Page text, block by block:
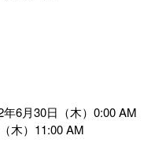
6月30日（木）0:00 AM
木）11:00 AM